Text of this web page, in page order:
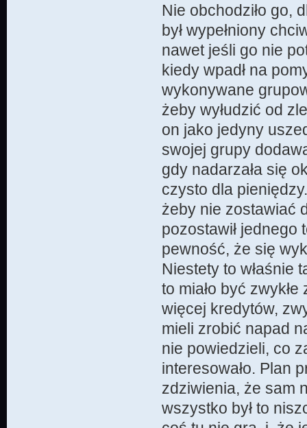
Nie obchodziło go,
był wypełniony
nawet jeśli go nie
kiedy wpadł na
wykonywane
żeby wyłudzić od
on jako jedyny
swojej grupy
gdy nadarzała się
czysto dla
żeby nie zostawiać
pozostawił jednego
pewność, że się
Niestety to właśnie
to miało być
więcej kredytów,
mieli zrobić napad
nie powiedzieli, co
interesowało. Plan
zdziwienia, że sam
wszystko był to